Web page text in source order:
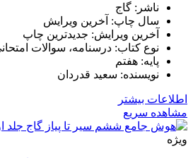
ناشر: گاج
سال چاپ: آخرین ویرایش
آخرین ویرایش: جدیدترین چاپ
نوع کتاب: درسنامه، سوالات
پایه: هفتم
نویسنده: سعید قدردان
اطلاعات بیشتر
مشاهده سریع
ویژه